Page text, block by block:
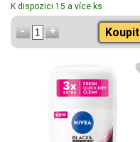
K dispozici 15 a více ks
Koupit